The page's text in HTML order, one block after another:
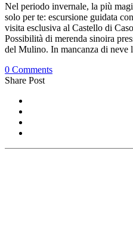
Nel periodo invernale, la più
solo per te: escursione guidata
visita esclusiva al Castello di
Possibilità di merenda sinoira
del Mulino. In mancanza di neve
0 Comments
Share Post